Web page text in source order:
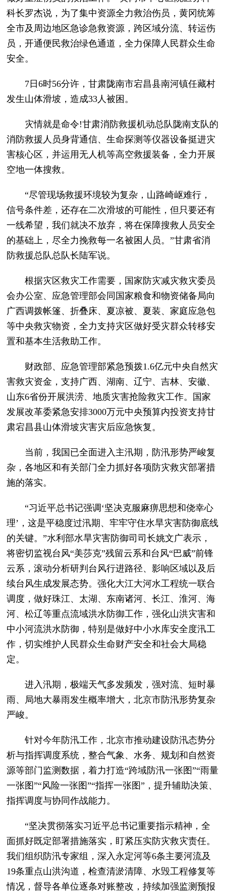
科长罗杰说，为了集中资源全力救治伤员，黄冈统筹
全市及周边地区急诊急救资源，跨区域分流、转运伤
员，开通便民救治绿色通道，全力保障人民群众生命
安全。
7日6时56分许，甘肃陇南市宕昌县南河镇任藏村
发生山体滑坡，造成33人被困。
灾情就是命令!甘肃消防救援机动总队陇南支队的
消防救援人员身背通信、生命探测等仪器设备挺进灾
害核心区，并运用无人机等高空救援装备，全力开展
空地一体搜救。
“尽管现场救援环境较为复杂，山路崎岖难行，
信号条件差，还存在二次滑坡的可能性，但只要还有
一线希望，我们就决不放弃，将在保障搜救人员安全
的基础上，尽全力挽救每一名被困人员。”甘肃省消
防救援总队总队长陆军说。
根据灾区救灾工作需要，国家防灾减灾救灾委员
会办公室、应急管理部会同国家粮食和物资储备局向
广西调拨帐篷、折叠床、夏凉被、夏装、家庭应急包
等中央救灾物资，全力支持灾区做好受灾群众转移安
置和基本生活救助工作。
财政部、应急管理部紧急预拨1.6亿元中央自然灾
害救灾资金，支持广西、湖南、辽宁、吉林、安徽、
山东6省份开展洪涝、地质灾害抢险救灾工作。国家
发展改革委紧急安排3000万元中央预算内投资支持甘
肃宕昌县山体滑坡灾害灾后应急恢复。
当前，我国已全面进入主汛期，防汛形势严峻复
杂，各地区和有关部门全力抓好各项防灾救灾部署措
施的落实。
“习近平总书记强调‘坚决克服麻痹思想和侥幸心
理’，这是平稳度过汛期、牢牢守住水旱灾害防御底线
的关键。”水利部水旱灾害防御司司长姚文广表示，
将密切监视台风“美莎克”残留云系和台风“巴威”前锋
云系，滚动分析研判台风行进路径、影响区域以及后
续台风生成发展态势。强化大江大河水工程统一联合
调度，做好珠江、太湖、东南诸河、长江、淮河、海
河、松辽等重点流域洪水防御工作，强化山洪灾害和
中小河流洪水防御，特别是做好中小水库安全度汛工
作，切实维护人民群众生命财产安全和社会大局稳
定。
进入汛期，极端天气多发频发，强对流、短时暴
雨、局地大暴雨发生概率增大，北京市防汛形势复杂
严峻。
针对今年防汛工作，北京市推动建设防汛态势分
析与指挥调度系统，整合气象、水务、规划和自然资
源等部门监测数据，着力打造“跨域防汛一张图”“雨量
一张图”“风险一张图”“指挥一张图”，提升辅助决策、
指挥调度与协同作战能力。
“坚决贯彻落实习近平总书记重要指示精神，全
面抓好既定部署措施落实，盯紧压实防灾救灾责任。
我们组织防汛专家组，深入永定河等6条主要河流及
19条重点山洪沟道，检查清淤清障、水毁工程修复等
情况，督导各单位逐条对账整改，持续加强监测预报